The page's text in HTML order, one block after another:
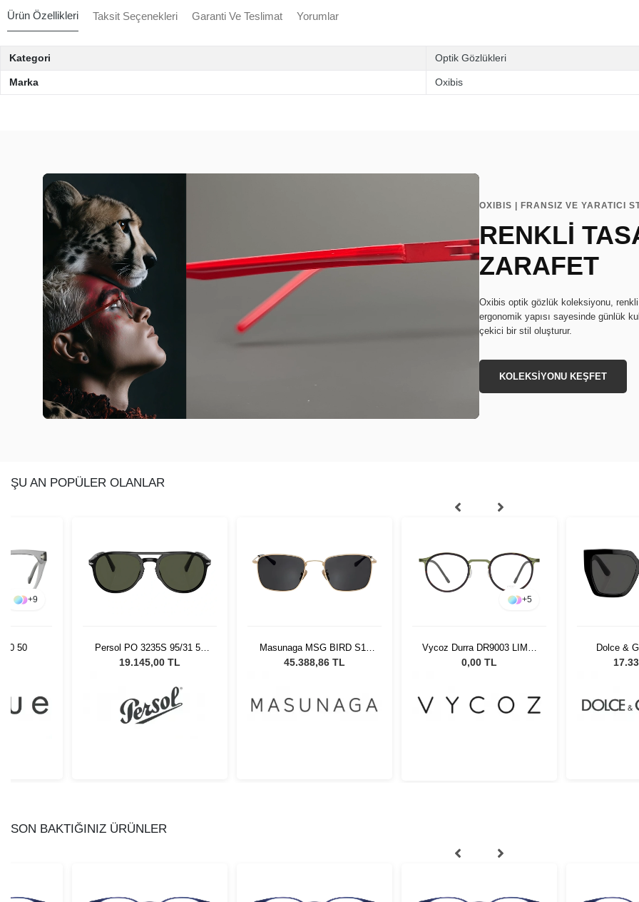
Ürün Özellikleri Taksit Seçenekleri Garanti Ve Teslimat Yorumlar
Kategori Optik Gözlükleri
Marka Oxibis
OXIBIS | FRANSIZ VE YARATICI
RENKLİ
ZARAFET
Oxibis optik gözlük koleksiyonu, renkli
ergonomik yapısı sayesinde günlük
çekici bir stil oluşturur.
KOLEKSİYONU KEŞFET
ŞU AN POPÜLER OLANLAR
+9
50
Persol PO 3235S 95/31 55
Unisex Güneş Gözlüğü
19.145,00 TL
Masunaga MSG BIRD S11
21 - 54 Unisex Güneş
45.388,86 TL
+5
Vycoz Durra DR9003 LIME-
H İnlay 47-21
0,00 TL
Dolce &
501/87
SON BAKTIĞINIZ ÜRÜNLER